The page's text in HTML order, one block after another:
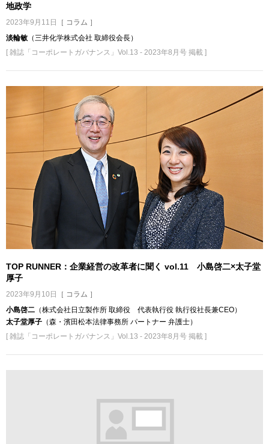
地政学
2023年9月11日
［ コラム ］
淡輪敏 （三井化学株式会社 取締役会長）
[ 雑誌「コーポレートガバナンス」Vol.13 - 2023年8月号 掲載 ]
TOP RUNNER：企業経営の改革者に聞く vol.11 小島啓二×太子堂
厚子
2023年9月10日
［ コラム ］
小島啓二 （株式会社日立製作所 取締役 代表執行役 執行役社長兼CEO）
太子堂厚子 （森・濱田松本法律事務所 パートナー 弁護士）
[ 雑誌「コーポレートガバナンス」Vol.13 - 2023年8月号 掲載 ]